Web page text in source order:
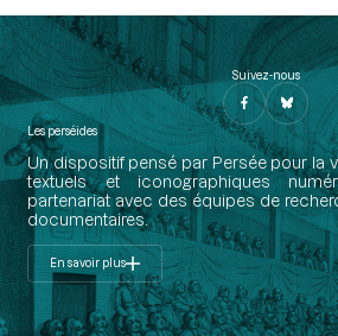
Suivez-nous
Les perséides
Un dispositif pensé par Persée pour la
textuels et iconographiques
partenariat avec des équipes de
documentaires.
En savoir plus